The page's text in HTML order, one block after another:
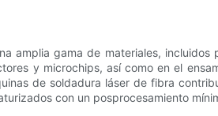
amplia gama de materiales, incluidos
y microchips, así como en el
de soldadura láser de fibra
con un posprocesamiento